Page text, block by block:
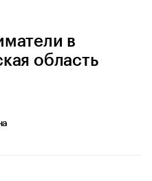
в
область